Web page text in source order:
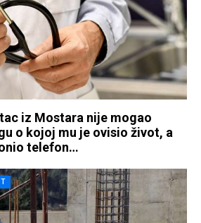
iz Mostara nije mogao
o kojoj mu je ovisio život, a
telefon…